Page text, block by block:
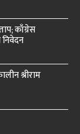
काँग्रेस
श्रीराम